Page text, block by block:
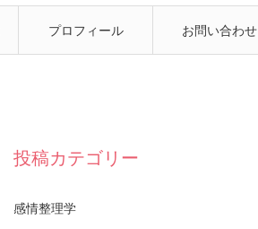
プロフィール お問い合わせ
投稿カテゴリー
感情整理学